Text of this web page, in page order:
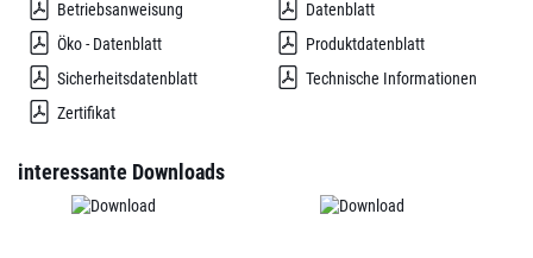
Betriebsanweisung
Datenblatt
Öko - Datenblatt
Produktdatenblatt
Sicherheitsdatenblatt
Technische Informationen
Zertifikat
interessante Downloads